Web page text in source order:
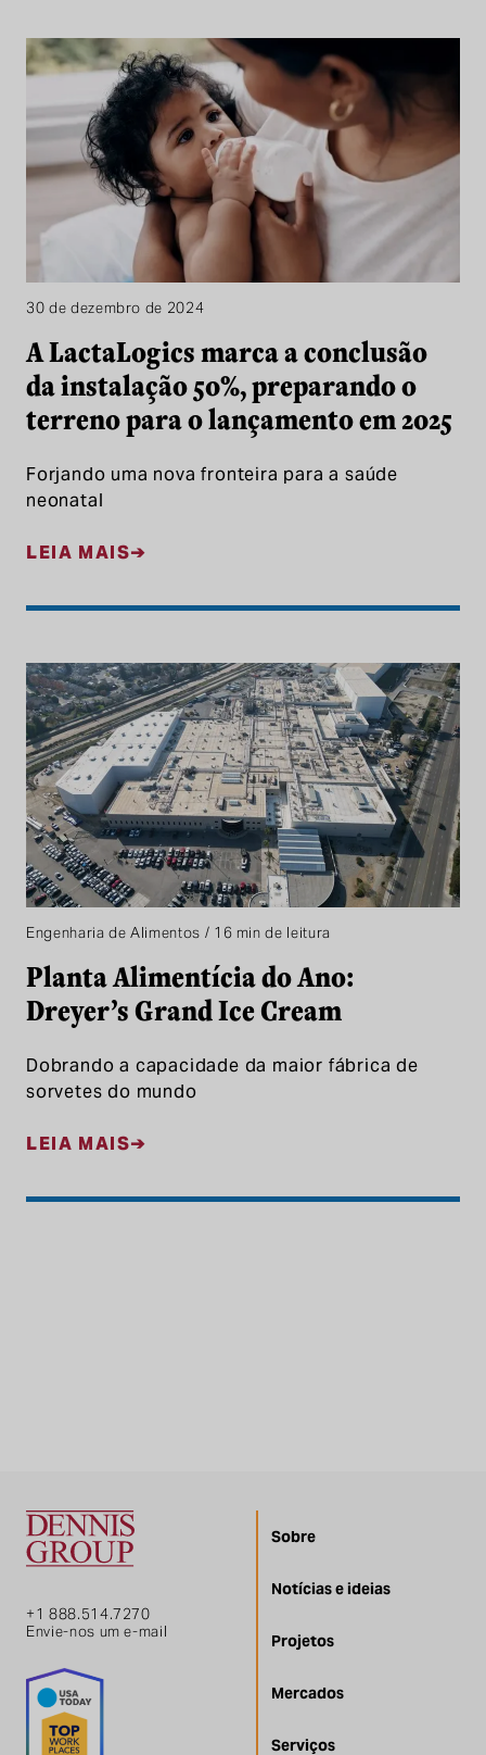
30 de dezembro de 2024
A LactaLogics marca a conclusão
da instalação 50%, preparando o
terreno para o lançamento em 2025
Forjando uma nova fronteira para a saúde
neonatal
LEIA MAIS
Engenharia de Alimentos / 16 min de leitura
Planta Alimentícia do Ano:
Dreyer’s Grand Ice Cream
Dobrando a capacidade da maior fábrica de
sorvetes do mundo
LEIA MAIS
+1 888.514.7270
Envie-nos um e-mail
Sobre
Notícias e ideias
Projetos
Mercados
Serviços